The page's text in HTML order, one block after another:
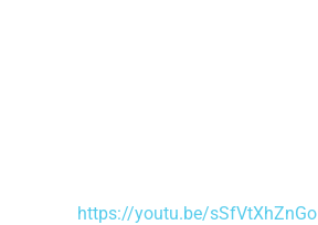
https://youtu.be/sSfVtXhZnGo